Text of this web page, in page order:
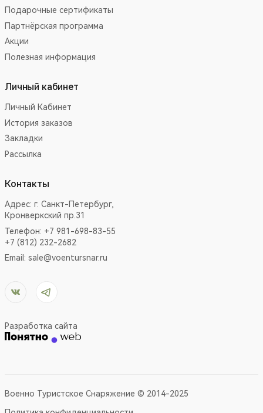
Подарочные сертификаты
Партнёрская программа
Акции
Полезная информация
Личный кабинет
Личный Кабинет
История заказов
Закладки
Рассылка
Контакты
Адрес: г. Санкт-Петербург,
Кронверкский пр.31
Телефон: +7 981-698-83-55
+7 (812) 232-2682
Email: sale@voentursnar.ru
Разработка сайта
Военно Туристское Снаряжение © 2014-2025